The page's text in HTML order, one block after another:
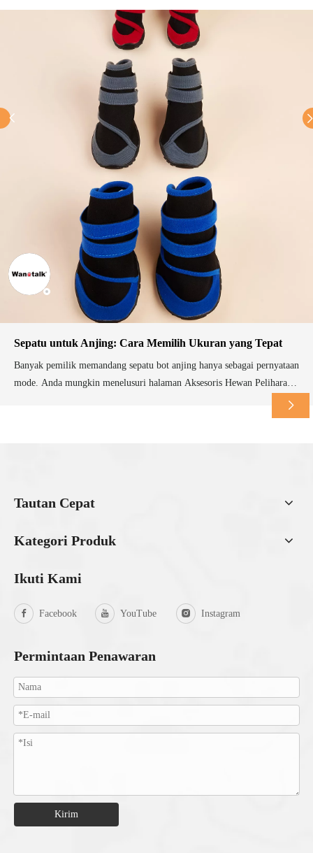
Sepatu untuk Anjing: Cara Memilih Ukuran yang Tepat
Banyak pemilik memandang sepatu bot anjing hanya sebagai pernyataan
mode. Anda mungkin menelusuri halaman Aksesoris Hewan Peliharaan
sepatu bot berfungsi sebagai alat pelindung penting bagi anjing Anda.
Tautan Cepat
Kategori Produk
Ikuti Kami
Facebook YouTube Instagram
Permintaan Penawaran
Kirim